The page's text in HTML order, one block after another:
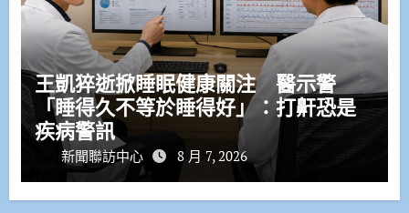
王凱猝逝掀睡眠健康關注 醫示警
「睡得久不等於睡得好」：打鼾恐是
疾病警訊
新聞聯訪中心 8 月 7, 2026